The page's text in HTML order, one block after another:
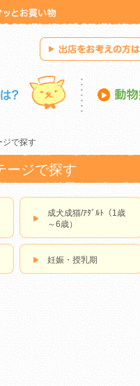
ジで探す
ージで探す
成犬成猫/ｱﾀﾞﾙﾄ（1歳
～6歳）
妊娠・授乳期